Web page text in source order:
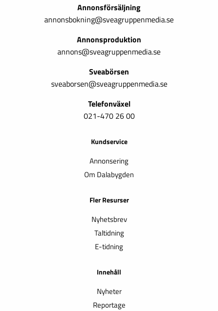
Annonsförsäljning
annonsbokning@sveagruppenmedia.se
Annonsproduktion
annons@sveagruppenmedia.se
Sveabörsen
sveaborsen@sveagruppenmedia.se
Telefonväxel
021-470 26 00
Kundservice
Annonsering
Om Dalabygden
Fler Resurser
Nyhetsbrev
Taltidning
E-tidning
Innehåll
Nyheter
Reportage